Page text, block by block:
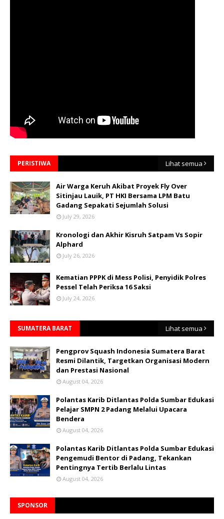
PERISTIWA Lihat semua
Air Warga Keruh Akibat Proyek Fly Over
Sitinjau Lauik, PT HKI Bersama LPM Batu
Gadang Sepakati Sejumlah Solusi
July 29, 2026
Kronologi dan Akhir Kisruh Satpam Vs Sopir
Alphard
July 26, 2026
Kematian PPPK di Mess Polisi, Penyidik Polres
Pessel Telah Periksa 16 Saksi
July 24, 2026
SUMATERA BARAT Lihat semua
Pengprov Squash Indonesia Sumatera Barat
Resmi Dilantik, Targetkan Organisasi Modern
dan Prestasi Nasional
August 04, 2026
Polantas Karib Ditlantas Polda Sumbar Edukasi
Pelajar SMPN 2 Padang Melalui Upacara
Bendera
August 04, 2026
Polantas Karib Ditlantas Polda Sumbar Edukasi
Pengemudi Bentor di Padang, Tekankan
Pentingnya Tertib Berlalu Lintas
August 04, 2026
SPONSOR